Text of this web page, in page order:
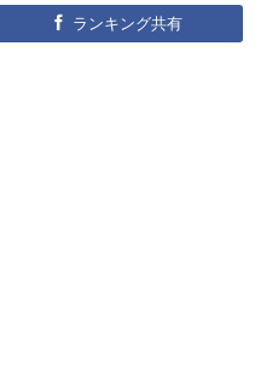
ランキング共有